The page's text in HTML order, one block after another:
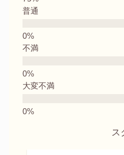
普通
不満
大変不満
ス